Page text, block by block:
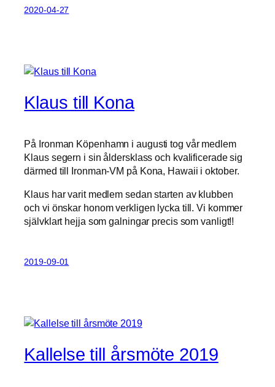
2020-04-27
Klaus till Kona
På Ironman Köpenhamn i augusti tog vår medlem
Klaus segern i sin åldersklass och kvalificerade sig
därmed till Ironman-VM på Kona, Hawaii i oktober.
Klaus har varit medlem sedan starten av klubben
och vi önskar honom verkligen lycka till. Vi kommer
självklart hejja som galningar precis som vanligt!!
2019-09-01
Kallelse till årsmöte 2019
och
uppbyggnad,
används.
Upplevelse
ska
prestera så
bra som
möjligt
besök. Om
du nekar de
här kakorna
funktionalitet
att försvinna
Genom att dela
med dig av dina